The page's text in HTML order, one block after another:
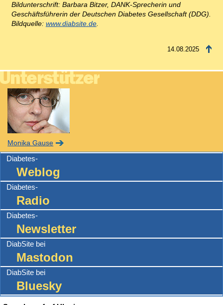
Bildunterschrift: Barbara Bitzer, DANK-Sprecherin und
Geschäftsführerin der Deutschen Diabetes Gesellschaft (DDG).
Bildquelle: www.diabsite.de.
14.08.2025
Monika Gause
Diabetes-
Weblog
Diabetes-
Radio
Diabetes-
Newsletter
DiabSite bei
Mastodon
DiabSite bei
Bluesky